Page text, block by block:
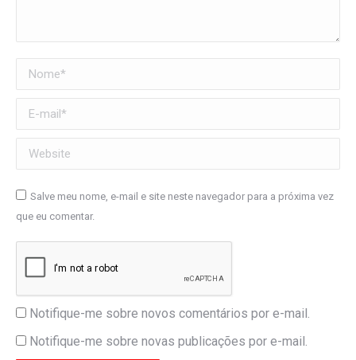
Nome *
E-mail *
Website
Salve meu nome, e-mail e site neste navegador para a próxima vez
que eu comentar.
Notifique-me sobre novos comentários por e-mail.
Notifique-me sobre novas publicações por e-mail.